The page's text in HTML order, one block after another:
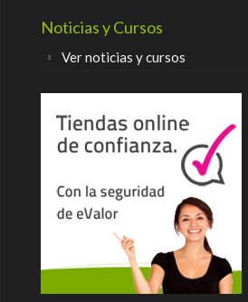
Noticias y Cursos
Ver noticias y cursos